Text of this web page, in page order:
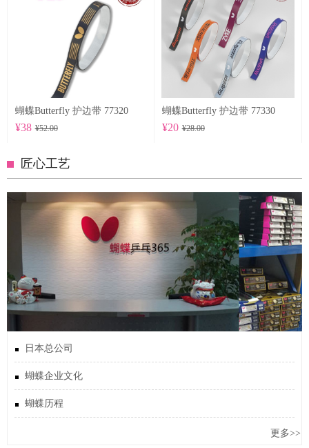
蝴蝶Butterfly 护边带 77320
¥38 ¥52.00
蝴蝶Butterfly 护边带 77330
¥20 ¥28.00
匠心工艺
日本总公司
蝴蝶企业文化
蝴蝶历程
更多>>